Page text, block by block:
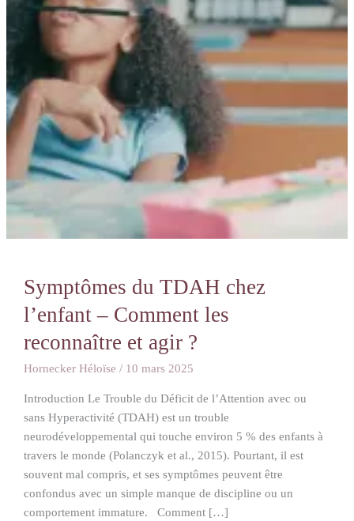
Symptômes du TDAH chez
l’enfant – Comment les
reconnaître et agir ?
Hornecker Héloïse / 10 mars 2025
Introduction Le Trouble du Déficit de l’Attention avec ou
sans Hyperactivité (TDAH) est un trouble
neurodéveloppemental qui touche environ 5 % des enfants à
travers le monde (Polanczyk et al., 2015). Pourtant, il est
souvent mal compris, et ses symptômes peuvent être
confondus avec un simple manque de discipline ou un
comportement immature. Comment […]
Comment
reconnaître
et
agir
?